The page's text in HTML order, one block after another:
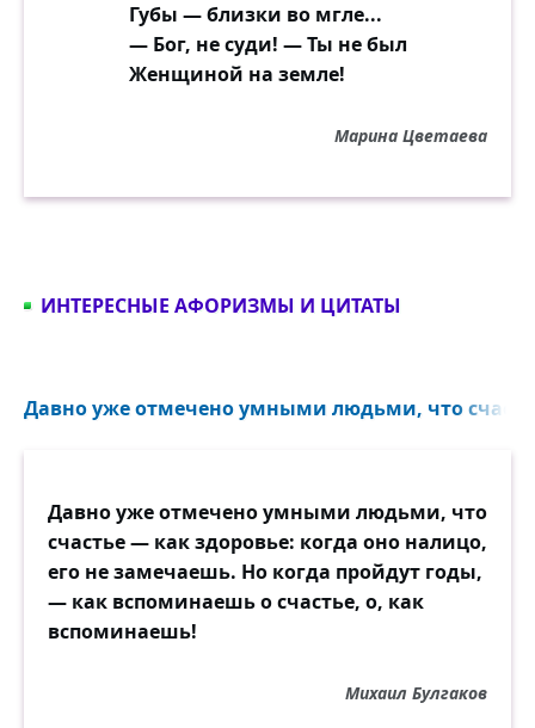
Губы — близки во мгле...
— Бог, не суди! — Ты не был
Женщиной на земле!
Марина Цветаева
ИНТЕРЕСНЫЕ АФОРИЗМЫ И ЦИТАТЫ
Давно уже отмечено умными людьми, что
Давно уже отмечено умными людьми, что
счастье — как здоровье: когда оно налицо,
его не замечаешь. Но когда пройдут годы,
— как вспоминаешь о счастье, о, как
вспоминаешь!
Михаил Булгаков